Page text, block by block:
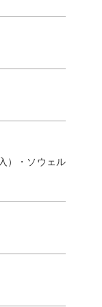
）・ソウェル